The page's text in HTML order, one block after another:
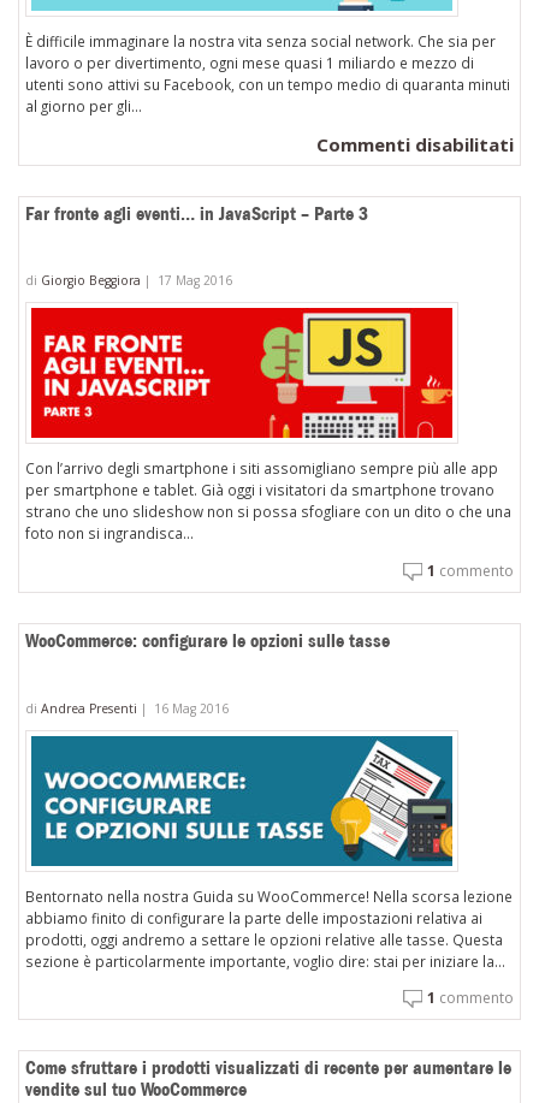
È difficile immaginare la nostra vita senza social network. Che sia per
lavoro o per divertimento, ogni mese quasi 1 miliardo e mezzo di
utenti sono attivi su Facebook, con un tempo medio di quaranta minuti
al giorno per gli...
Commenti disabilitatisu
Far fronte agli eventi… in JavaScript – Parte 3
di Giorgio Beggiora | 17 Mag 2016
Con l’arrivo degli smartphone i siti assomigliano sempre più alle app
per smartphone e tablet. Già oggi i visitatori da smartphone trovano
strano che uno slideshow non si possa sfogliare con un dito o che una
foto non si ingrandisca...
1 commento
WooCommerce: configurare le opzioni sulle tasse
di Andrea Presenti | 16 Mag 2016
Bentornato nella nostra Guida su WooCommerce! Nella scorsa lezione
abbiamo finito di configurare la parte delle impostazioni relativa ai
prodotti, oggi andremo a settare le opzioni relative alle tasse. Questa
sezione è particolarmente importante, voglio dire: stai per iniziare la...
1 commento
Come sfruttare i prodotti visualizzati di recente per aumentare le
vendite sul tuo WooCommerce